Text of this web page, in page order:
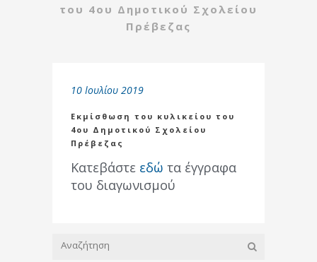
του 4ου Δημοτικού Σχολείου
Πρέβεζας
10 Ιουλίου 2019
Εκμίσθωση του κυλικείου του
4ου Δημοτικού Σχολείου
Πρέβεζας
Κατεβάστε εδώ τα έγγραφα
του διαγωνισμού